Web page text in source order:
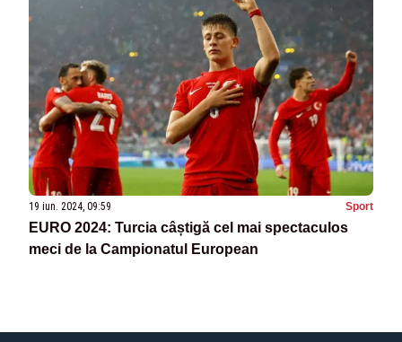
19 iun. 2024, 09:59 Sport
EURO 2024: Turcia câștigă cel mai spectaculos
meci de la Campionatul European